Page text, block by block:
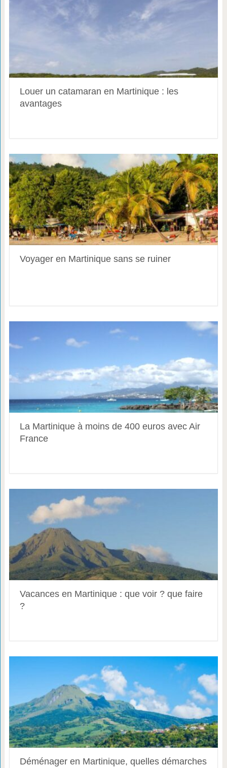
Louer un catamaran en Martinique : les
avantages
Voyager en Martinique sans se ruiner
La Martinique à moins de 400 euros avec Air
France
Vacances en Martinique : que voir ? que faire
?
Déménager en Martinique, quelles démarches